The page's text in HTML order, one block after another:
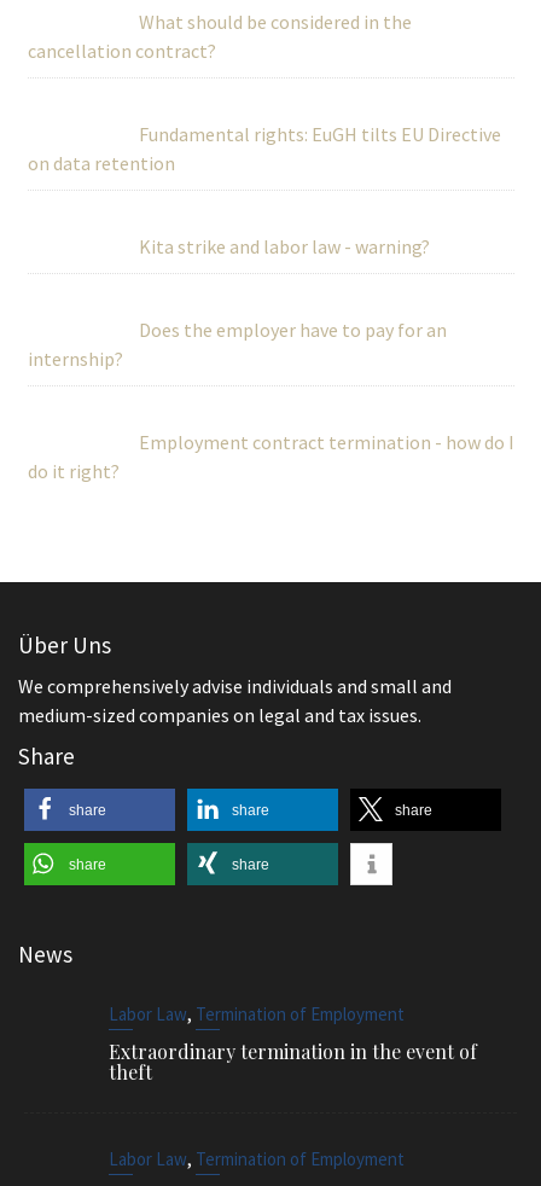
What should be considered in the
cancellation contract?
Fundamental rights: EuGH tilts EU Directive
on data retention
Kita strike and labor law - warning?
Does the employer have to pay for an
internship?
Employment contract termination - how do I
do it right?
Über Uns
We comprehensively advise individuals and small and
medium-sized companies on legal and tax issues.
Share
share share share
share share
News
Labor Law, Termination of Employment
Extraordinary termination in the event of
theft
Labor Law, Termination of Employment